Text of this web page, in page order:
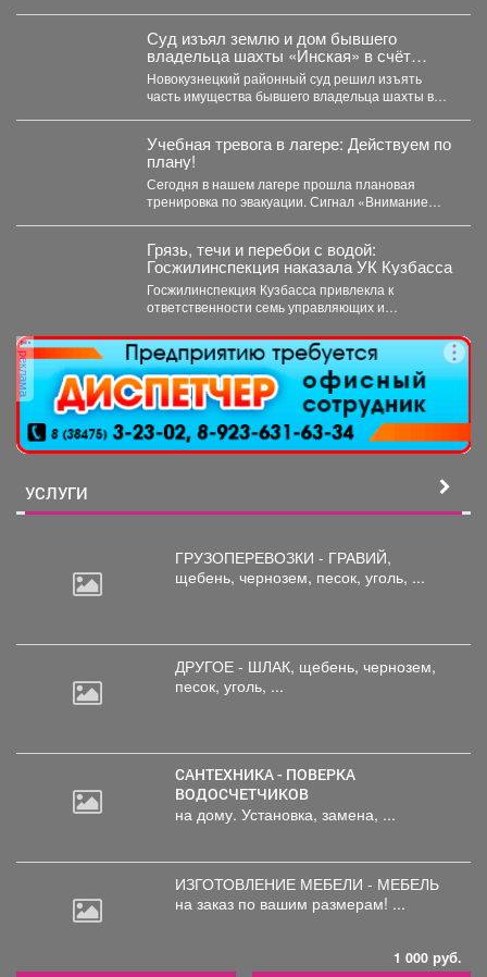
Суд изъял землю и дом бывшего
владельца шахты «Инская» в счёт
долга
Новокузнецкий районный суд решил изъять
часть имущества бывшего владельца шахты в
Учебная тревога в лагере: Действуем по
плану!
Сегодня в нашем лагере прошла плановая
тренировка по эвакуации. Сигнал «Внимание
Грязь, течи и перебои с водой:
Госжилинспекция наказала УК Кузбасса
Госжилинспекция Кузбасса привлекла к
ответственности семь управляющих и
содержании домов...
реклама
УСЛУГИ
ГРУЗОПЕРЕВОЗКИ - ГРАВИЙ,
щебень, чернозем, песок, уголь, ...
ДРУГОЕ - ШЛАК, щебень, чернозем,
песок, уголь, ...
САНТЕХНИКА - ПОВЕРКА
ВОДОСЧЕТЧИКОВ
на дому. Установка, замена, ...
ИЗГОТОВЛЕНИЕ МЕБЕЛИ - МЕБЕЛЬ
на заказ по вашим размерам! ...
1 000 руб.